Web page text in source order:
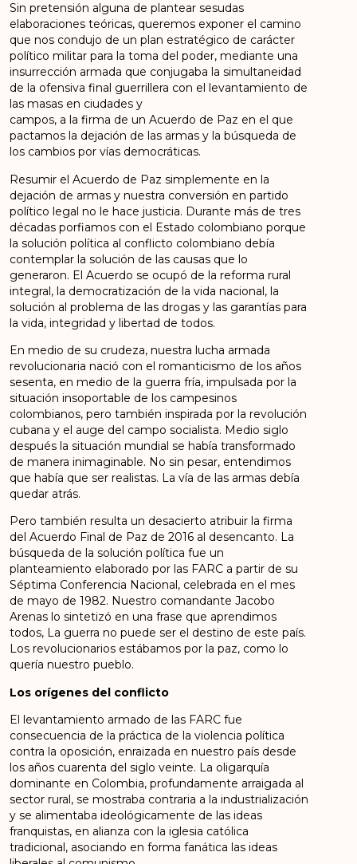
Sin pretensión alguna de plantear sesudas
elaboraciones teóricas, queremos exponer el camino
que nos condujo de un plan estratégico de carácter
político militar para la toma del poder, mediante una
insurrección armada que conjugaba la simultaneidad
de la ofensiva final guerrillera con el levantamiento de
las masas en ciudades y
campos, a la firma de un Acuerdo de Paz en el que
pactamos la dejación de las armas y la búsqueda de
los cambios por vías democráticas.
Resumir el Acuerdo de Paz simplemente en la
dejación de armas y nuestra conversión en partido
político legal no le hace justicia. Durante más de tres
décadas porfiamos con el Estado colombiano porque
la solución política al conflicto colombiano debía
contemplar la solución de las causas que lo
generaron. El Acuerdo se ocupó de la reforma rural
integral, la democratización de la vida nacional, la
solución al problema de las drogas y las garantías para
la vida, integridad y libertad de todos.
En medio de su crudeza, nuestra lucha armada
revolucionaria nació con el romanticismo de los años
sesenta, en medio de la guerra fría, impulsada por la
situación insoportable de los campesinos
colombianos, pero también inspirada por la revolución
cubana y el auge del campo socialista. Medio siglo
después la situación mundial se había transformado
de manera inimaginable. No sin pesar, entendimos
que había que ser realistas. La vía de las armas debía
quedar atrás.
Pero también resulta un desacierto atribuir la firma
del Acuerdo Final de Paz de 2016 al desencanto. La
búsqueda de la solución política fue un
planteamiento elaborado por las FARC a partir de su
Séptima Conferencia Nacional, celebrada en el mes
de mayo de 1982. Nuestro comandante Jacobo
Arenas lo sintetizó en una frase que aprendimos
todos, La guerra no puede ser el destino de este país.
Los revolucionarios estábamos por la paz, como lo
quería nuestro pueblo.
Los orígenes del conflicto
El levantamiento armado de las FARC fue
consecuencia de la práctica de la violencia política
contra la oposición, enraizada en nuestro país desde
los años cuarenta del siglo veinte. La oligarquía
dominante en Colombia, profundamente arraigada al
sector rural, se mostraba contraria a la industrialización
y se alimentaba ideológicamente de las ideas
franquistas, en alianza con la iglesia católica
tradicional, asociando en forma fanática las ideas